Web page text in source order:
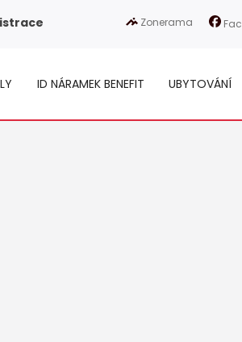
Zonerama
ID NÁRAMEK BENEFIT UBYTOVÁNÍ